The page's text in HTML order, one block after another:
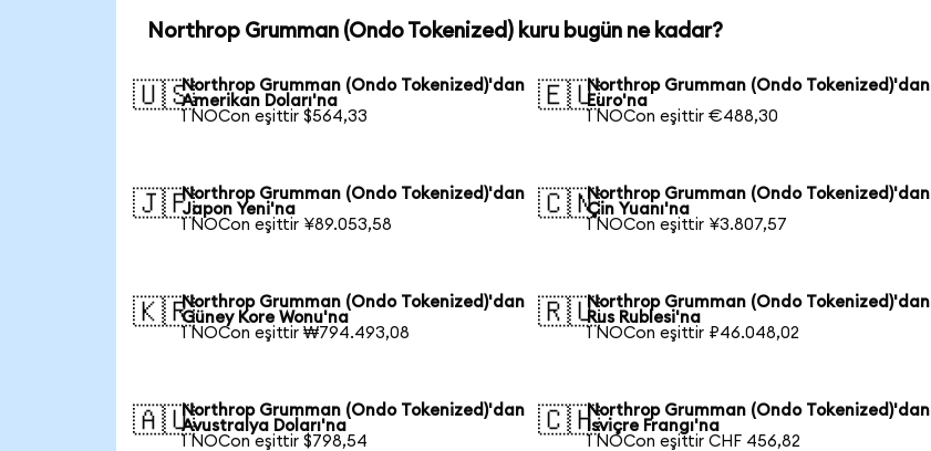
Northrop Grumman (Ondo Tokenized) kuru bugün ne kadar?
🇺🇸Northrop Grumman (Ondo Tokenized)'dan
Amerikan Doları'na
1 NOCon eşittir $564,33
🇪🇺Northrop Grumman (Ondo Tokenized)'dan
Euro'na
1 NOCon eşittir €488,30
🇯🇵Northrop Grumman (Ondo Tokenized)'dan
Japon Yeni'na
1 NOCon eşittir ¥89.053,58
🇨🇳Northrop Grumman (Ondo Tokenized)'dan
Çin Yuanı'na
1 NOCon eşittir ¥3.807,57
🇰🇷Northrop Grumman (Ondo Tokenized)'dan
Güney Kore Wonu'na
1 NOCon eşittir ₩794.493,08
🇷🇺Northrop Grumman (Ondo Tokenized)'dan
Rus Rublesi'na
1 NOCon eşittir ₽46.048,02
🇦🇺Northrop Grumman (Ondo Tokenized)'dan
Avustralya Doları'na
1 NOCon eşittir $798,54
🇨🇭Northrop Grumman (Ondo Tokenized)'dan
İsviçre Frangı'na
1 NOCon eşittir CHF 456,82